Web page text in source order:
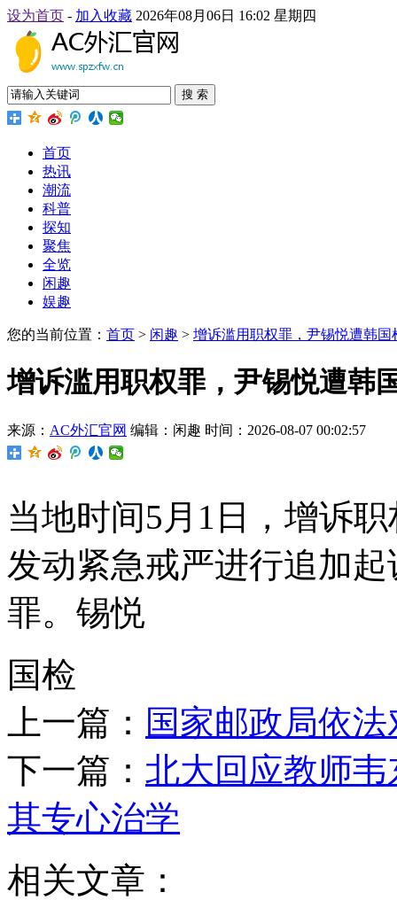
设为首页 - 加入收藏 2026年08月06日 16:02 星期四
搜 索
首页
热讯
潮流
科普
探知
聚焦
全览
闲趣
娱趣
您的当前位置： 首页 > 闲趣 > 增诉滥用职权罪，尹锡悦遭韩国
增诉滥用职权罪，尹锡悦遭韩
来源： AC外汇官网 编辑：闲趣 时间：2026-08-07 00:02:57
当地时间5月1日，增诉
发动紧急戒严进行追加
罪。锡悦
国检
上一篇： 国家邮政局依
下一篇： 北大回应教师
其专心治学
相关文章：